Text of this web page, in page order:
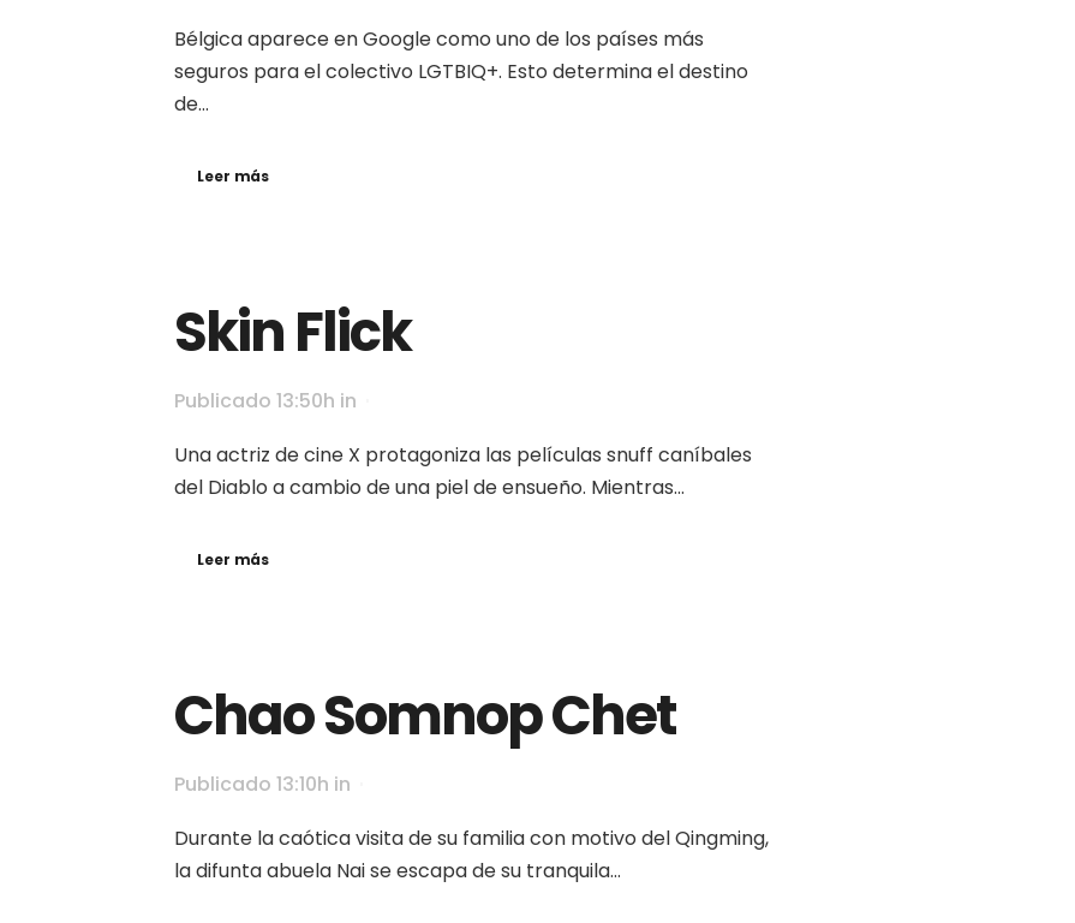
Bélgica aparece en Google como uno de los países más
seguros para el colectivo LGTBIQ+. Esto determina el destino
de...
Leer más
Skin Flick
Publicado 13:50h in
Una actriz de cine X protagoniza las películas snuff caníbales
del Diablo a cambio de una piel de ensueño. Mientras...
Leer más
Chao Somnop Chet
Publicado 13:10h in
Durante la caótica visita de su familia con motivo del Qingming,
la difunta abuela Nai se escapa de su tranquila...